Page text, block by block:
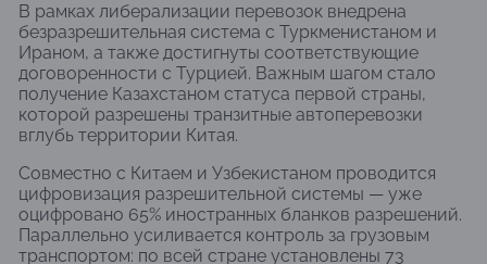
В рамках либерализации перевозок внедрена
безразрешительная система с Туркменистаном и
Ираном, а также достигнуты соответствующие
договоренности с Турцией. Важным шагом стало
получение Казахстаном статуса первой страны,
которой разрешены транзитные автоперевозки
вглубь территории Китая.
Совместно с Китаем и Узбекистаном проводится
цифровизация разрешительной системы — уже
оцифровано 65% иностранных бланков разрешений.
Параллельно усиливается контроль за грузовым
транспортом: по всей стране установлены 73